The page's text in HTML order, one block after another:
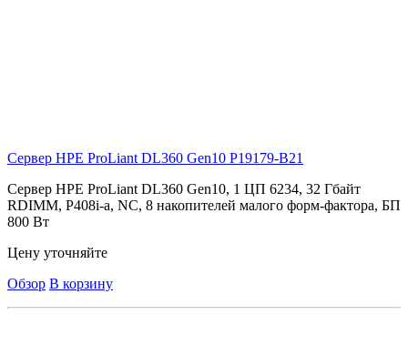
Сервер HPE ProLiant DL360 Gen10 P19179-B21
Сервер HPE ProLiant DL360 Gen10, 1 ЦП 6234, 32 Гбайт
RDIMM, P408i-a, NC, 8 накопителей малого форм-фактора, БП
800 Вт
Цену уточняйте
Обзор В корзину